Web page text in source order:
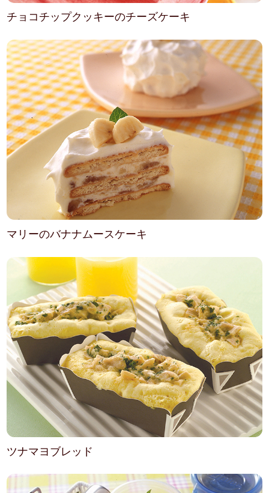
チョコチップクッキーのチーズケーキ
マリーのバナナムースケーキ
ツナマヨブレッド